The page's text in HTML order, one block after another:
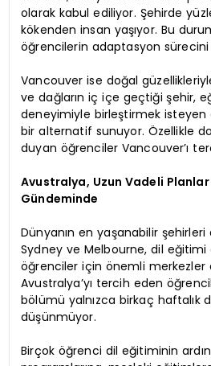
olarak kabul ediliyor. Şehirde
kökenden insan yaşıyor. Bu
öğrencilerin adaptasyon sürecini
Vancouver ise doğal
ve dağların iç içe geçtiği şehir,
deneyimiyle birleştirmek isteyen
bir alternatif sunuyor. Özellikle
duyan öğrenciler Vancouver’ı
Avustralya, Uzun Vadeli
Gündeminde
Dünyanın en yaşanabilir şehirleri
Sydney ve Melbourne, dil
öğrenciler için önemli merkezler
Avustralya’yı tercih eden
bölümü yalnızca birkaç haftalık
düşünmüyor.
Birçok öğrenci dil eğitiminin